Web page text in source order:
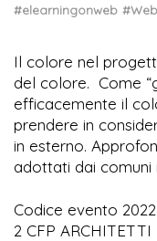
#elearningonweb
Il colore nel
del colore. Come
efficacemente il
prendere in
in esterno.
adottati dai comuni
Codice evento
2 CFP ARCHITETTI